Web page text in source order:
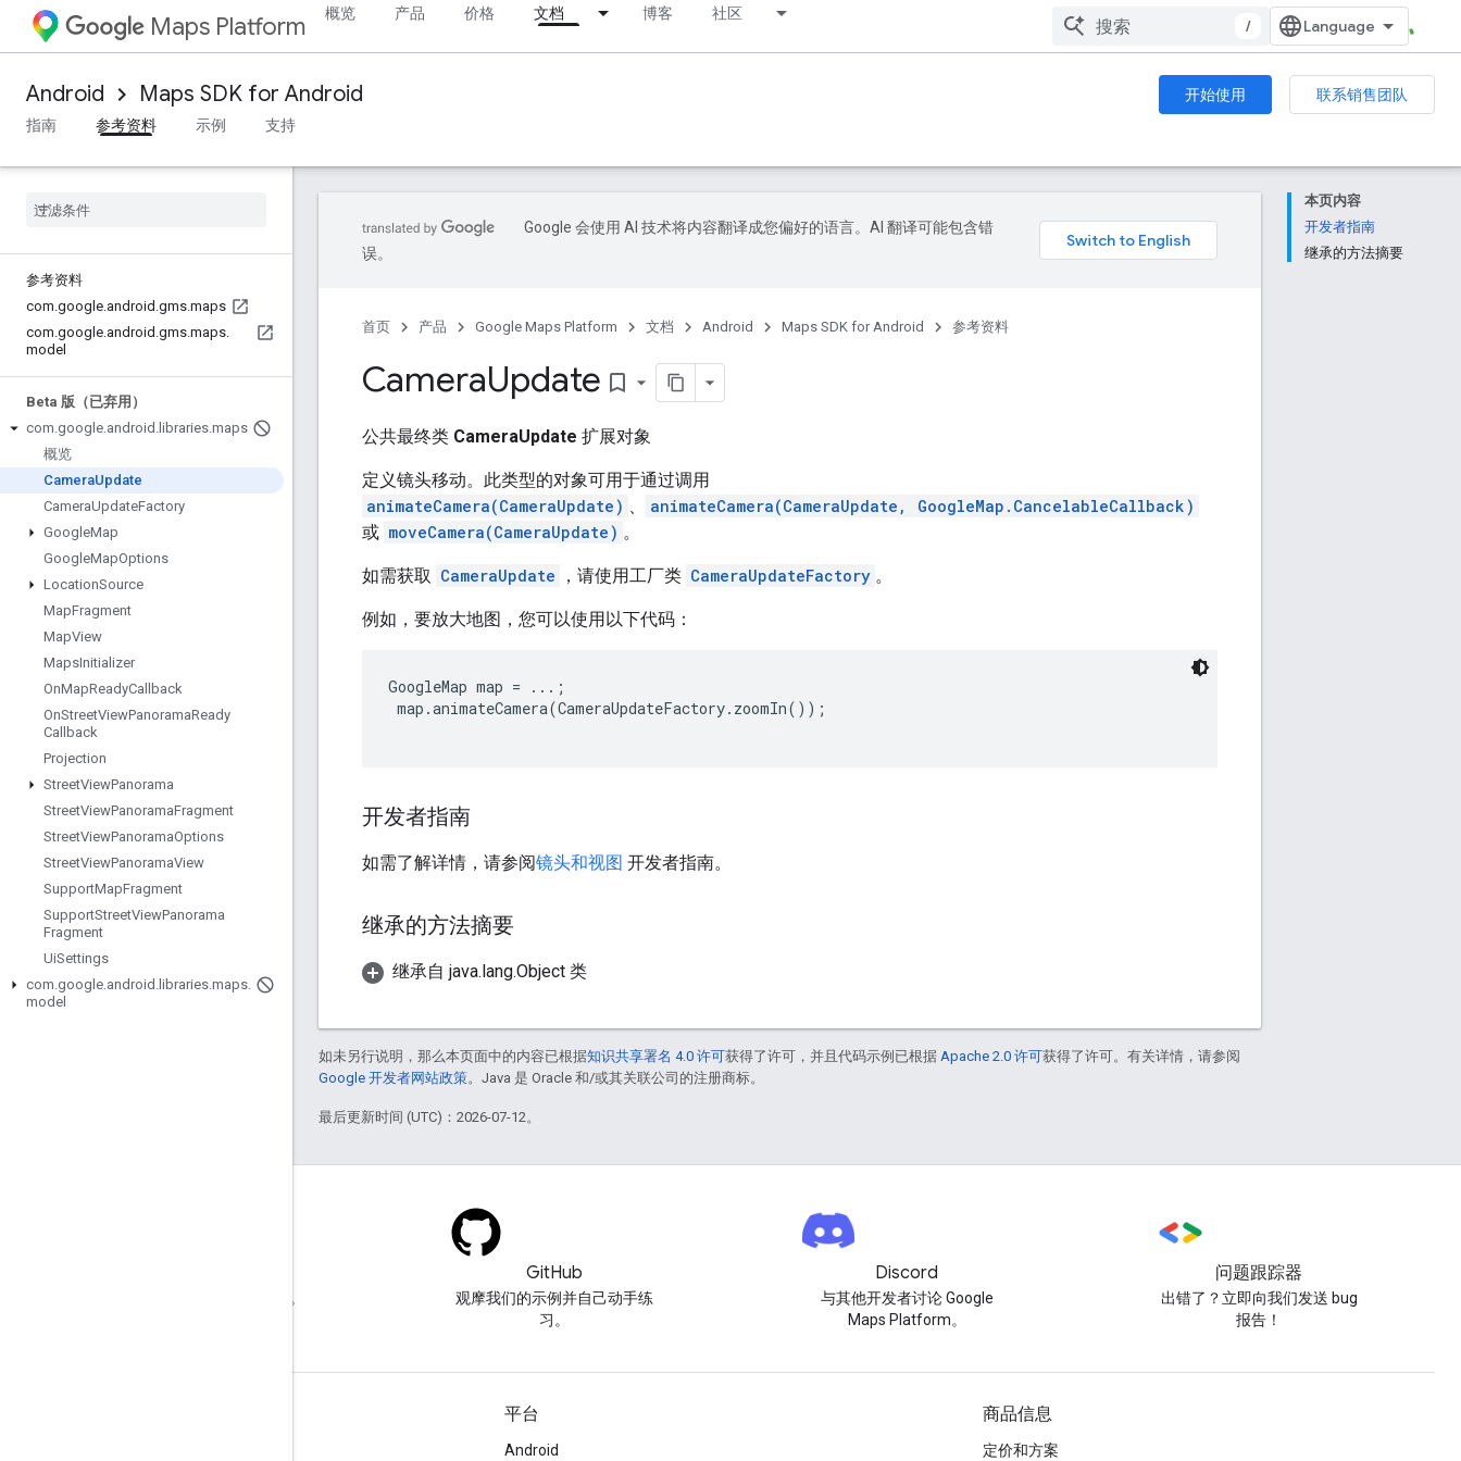
Maps Platform 概览 产品 价格 文档 博客 社区
/
Android Maps SDK for Android 开始使用
联系销售团队
指南
参考资料 示例 支持
参考资料
com.google.android .gms.maps
com.google.android .gms.maps.
model
Beta 版（已弃用）
com.google.android . libraries.maps
概览
CameraUpdate
CameraUpdateFactory
GoogleMap
GoogleMapOptions
LocationSource
MapFragment
MapView
MapsInitializer
OnMapReadyCallback
OnStreetViewPanoramaReady
Callback
Projection
StreetViewPanorama
StreetViewPanoramaFragment
StreetViewPanoramaOptions
StreetViewPanoramaView
SupportMapFragment
SupportStreetViewPanorama
Fragment
UiSettings
com.google.android . libraries.maps.
model
本页内容
开发者指南
继承的方法摘要
Google 会使用 AI 技术将内容翻译成您偏好的语言。AI 翻译可能包含错
误。
首页 产品 Google Maps Platform 文档 Android Maps SDK for Android 参考资料
CameraUpdate bookmark_border
公共最终类 CameraUpdate 扩展对象
定义镜头移动。此类型的对象可用于通过调用
animateCamera(CameraUpdate) 、
animateCamera(CameraUpdate, GoogleMap.CancelableCallback)
或 moveCamera(CameraUpdate) 。
如需获取 CameraUpdate ，请使用工厂类 CameraUpdateFactory 。
例如，要放大地图，您可以使用以下代码：
GoogleMap map = ...;
map.animateCamera(CameraUpdateFactory.zoomIn());
开发者指南
如需了解详情，请参阅镜头和视图 开发者指南。
继承的方法摘要
继承自 java.lang.Object 类
如未另行说明，那么本页面中的内容已根据知识共享署名 4.0 许可获得了许可，并且代码示例已根据 Apache 2.0 许可获得了许可。有关详情，请参阅
Google 开发者网站政策。Java 是 Oracle 和/或其关联公司的注册商标。
最后更新时间 (UTC)：2026-07-12。
在 google-maps 标签下提问。
GitHub
观摩我们的示例并自己动手练
习。
Discord
与其他开发者讨论 Google
Maps Platform。
问题跟踪器
出错了？立即向我们发送 bug
报告！
平台
Android
商品信息
定价和方案